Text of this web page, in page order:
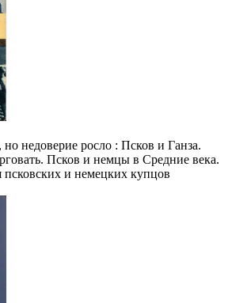
но недоверие росло : Псков и Ганза.
Псков и немцы в Средние века.
и немецких купцов